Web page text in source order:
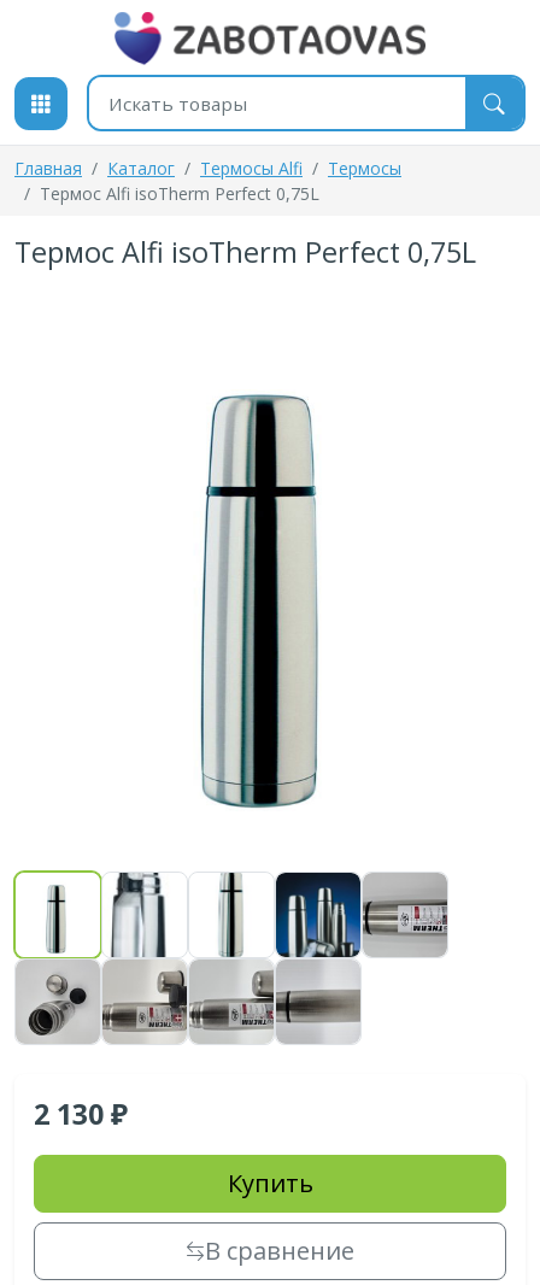
К содержимому
Поиск товаров
Главная Каталог Термосы Alfi
Термосы
Термос Alfi isoTherm Perfect 0,75L
Термос Alfi isoTherm Perfect 0,75L
2 130
Купить
В сравнение